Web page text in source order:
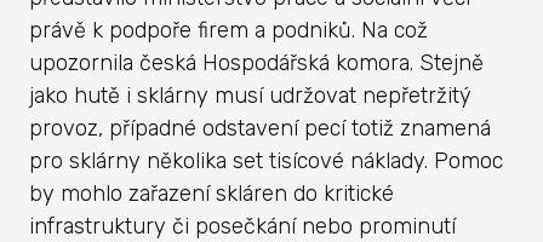
právě k podpoře firem a podniků. Na což
upozornila česká Hospodářská komora. Stejně
jako hutě i sklárny musí udržovat nepřetržitý
provoz, případné odstavení pecí totiž znamená
pro sklárny několika set tisícové náklady. Pomoc
by mohlo zařazení skláren do kritické
infrastruktury či posečkání nebo prominutí